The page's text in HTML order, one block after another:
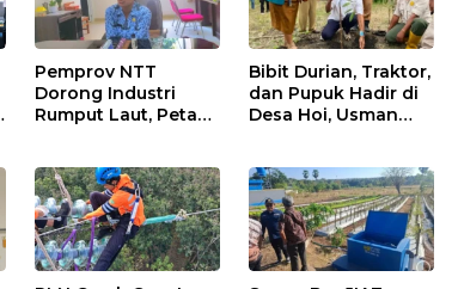
Pemprov NTT
Dorong Industri
Rumput Laut, Petani
Pengolahan Hasil
Panen
Bibit Durian, Traktor,
dan Pupuk Hadir di
Desa Hoi, Usman
Ekonomi Jemaat